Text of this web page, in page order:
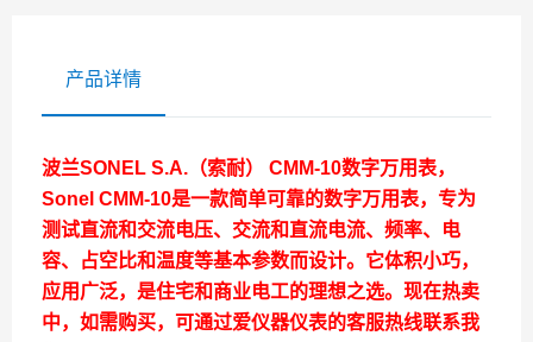
产品详情
波兰SONEL S.A.（索耐） CMM-10数字万用表，
Sonel CMM-10是一款简单可靠的数字万用表，专为
测试直流和交流电压、交流和直流电流、频率、电
容、占空比和温度等基本参数而设计。它体积小巧，
应用广泛，是住宅和商业电工的理想之选。现在热卖
中，如需购买，可通过爱仪器仪表的客服热线联系我